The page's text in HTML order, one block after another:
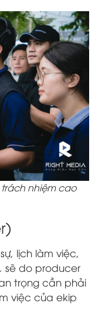
nhiệm cao
lịch làm việc,
sẽ do producer
trọng cần phải
việc của ekip